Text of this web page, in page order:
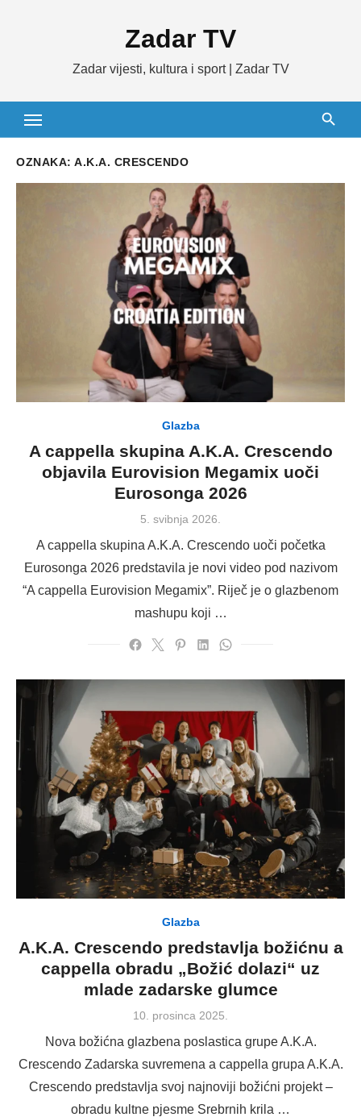
Zadar TV
Zadar vijesti, kultura i sport | Zadar TV
OZNAKA: A.K.A. CRESCENDO
Glazba
A cappella skupina A.K.A. Crescendo
objavila Eurovision Megamix uoči
Eurosonga 2026
Posted
5. svibnja 2026.
A cappella skupina A.K.A. Crescendo uoči početka
Eurosonga 2026 predstavila je novi video pod nazivom
“A cappella Eurovision Megamix”. Riječ je o glazbenom
mashupu koji …
Glazba
A.K.A. Crescendo predstavlja božićnu a
cappella obradu „Božić dolazi“ uz
mlade zadarske glumce
Posted
10. prosinca 2025.
Nova božićna glazbena poslastica grupe A.K.A.
Crescendo Zadarska suvremena a cappella grupa A.K.A.
Crescendo predstavlja svoj najnoviji božićni projekt –
obradu kultne pjesme Srebrnih krila …